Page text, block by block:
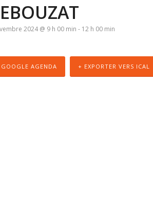
2024 @ 9 h 00 min - 12 h 00 min
AGENDA + EXPORTER VERS ICAL